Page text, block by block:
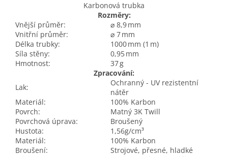
Karbonová trubka
Rozměry:
Vnější průměr:
⌀ 8,9 mm
Vnitřní průměr:
⌀ 7 mm
Délka trubky:
1000 mm (1 m)
Síla stěny:
0,95 mm
Hmotnost:
37 g
Zpracování:
Lak:
Ochranný - UV rezistentní
nátěr
Materiál:
100% Karbon
Povrch:
Matný 3K Twill
Povrchová úprava:
Broušený
Hustota:
1,56g/cm³
Materiál:
100% Karbon
Broušení:
Strojové, přesné, hladké